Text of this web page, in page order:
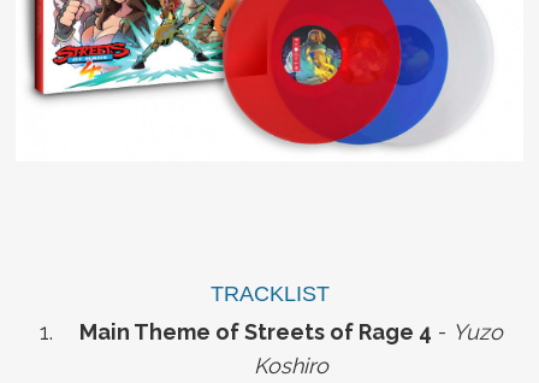
TRACKLIST
Main Theme of Streets of Rage 4 - Yuzo
Koshiro